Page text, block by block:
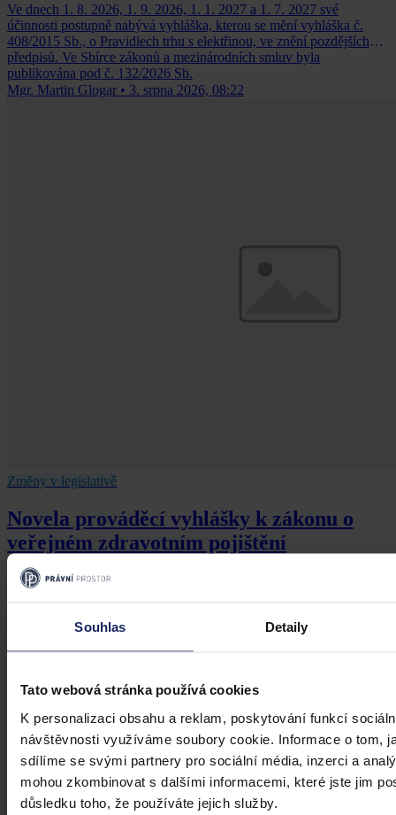
Souhlas Detaily
Tato webová stránka používá cookies
K personalizaci obsahu a reklam, poskytování funkcí
návštěvnosti využíváme soubory cookie. Informace o tom,
sdílíme se svými partnery pro sociální média, inzerci a
mohou zkombinovat s dalšími informacemi, které jste jim
důsledku toho, že používáte jejich služby.
Ve dnech 1. 8. 2026, 1. 9. 2026, 1. 1. 2027 a 1. 7. 2027 své
účinnosti postupně nabývá vyhláška, kterou se mění vyhláška č.
408/2015 Sb., o Pravidlech trhu s elektřinou, ve znění pozdějších
předpisů. Ve Sbírce zákonů a mezinárodních smluv byla
publikována pod č. 132/2026 Sb.
Mgr. Martin Glogar • 3. srpna 2026, 08:22
Změny v legislativě
Novela prováděcí vyhlášky k zákonu o
veřejném zdravotním pojištění
Dne 1. 7. 2026 své účinnosti nabyla vyhláška, kterou se mění
předpisů. Ve Sbírce zákonů a mezinárodních smluv byla